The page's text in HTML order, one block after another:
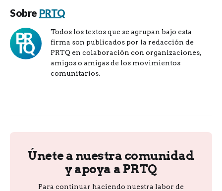
Sobre PRTQ
Todos los textos que se agrupan bajo esta
firma son publicados por la redacción de
PRTQ en colaboración con organizaciones,
amigos o amigas de los movimientos
comunitarios.
Únete a nuestra comunidad
y apoya a PRTQ
Para continuar haciendo nuestra labor de